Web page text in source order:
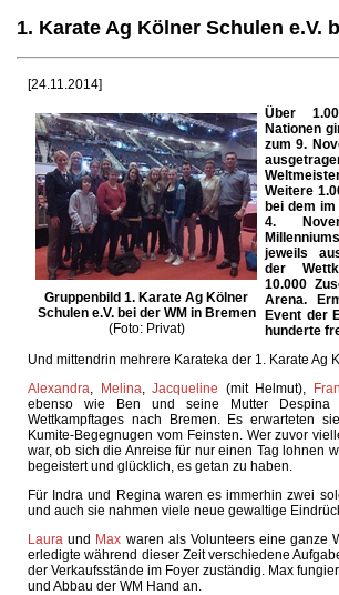
1. Karate Ag Kölner Schulen e.V.
[24.11.2014]
Gruppenbild 1. Karate Ag Kölner
Schulen e.V. bei der WM in Bremen
(Foto: Privat)
Über
Nationen
zum 9.
Weitere
bei dem
4.
jeweils
der
10.000
Arena.
Event der
hunderte
Und mittendrin mehrere Karateka der 1. Karate Ag
Alexandra, Melina, Jacqueline (mit Helmut),
ebenso wie Ben und seine Mutter Despina
Wettkampftages nach Bremen. Es erwarteten
Kumite-Begegnugen vom Feinsten. Wer zuvor
war, ob sich die Anreise für nur einen Tag lohnen
begeistert und glücklich, es getan zu haben.
Für Indra und Regina waren es immerhin zwei
und auch sie nahmen viele neue gewaltige
Laura und Max waren als Volunteers eine ganze
erledigte während dieser Zeit verschiedene
der Verkaufsstände im Foyer zuständig. Max
und Abbau der WM Hand an.